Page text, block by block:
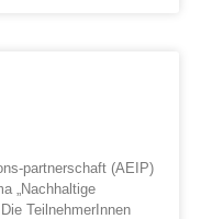
partnerschaft (AEIP)
„Nachhaltige
TeilnehmerInnen